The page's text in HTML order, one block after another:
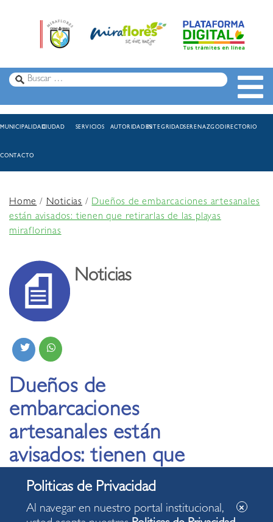
MUNICIPALIDADCIUDAD SERVICIOS AUTORIDADESINTEGRIDADSERENAZGODIRECTORIO
CONTACTO
Home/Noticias /Dueños de embarcaciones artesanales
están avisados: tienen que retirarlas de las playas
miraflorinas
Noticias
Dueños de
embarcaciones
artesanales están
avisados: tienen que
retirarlas de las playas
miraflorinas
Al navegar en nuestro portal institucional,